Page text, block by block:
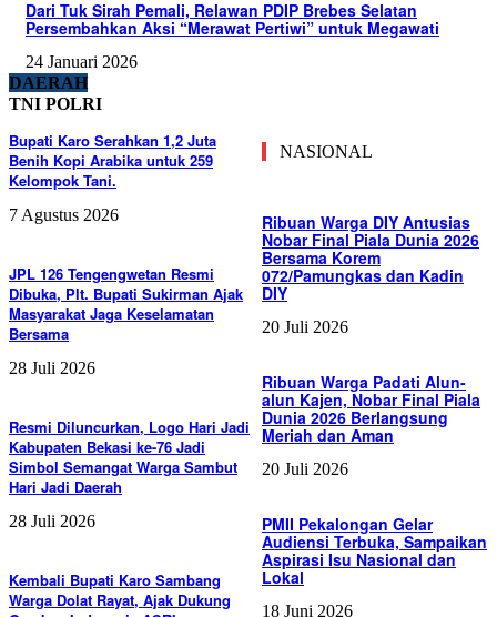
Dari Tuk Sirah Pemali, Relawan PDIP Brebes Selatan
Persembahkan Aksi “Merawat Pertiwi” untuk Megawati
24 Januari 2026
DAERAH
Bupati Karo Serahkan 1,2 Juta
Benih Kopi Arabika untuk 259
Kelompok Tani.
7 Agustus 2026
JPL 126 Tengengwetan Resmi
Dibuka, Plt. Bupati Sukirman Ajak
Masyarakat Jaga Keselamatan
Bersama
28 Juli 2026
Resmi Diluncurkan, Logo Hari Jadi
Kabupaten Bekasi ke-76 Jadi
Simbol Semangat Warga Sambut
Hari Jadi Daerah
28 Juli 2026
Kembali Bupati Karo Sambang
Warga Dolat Rayat, Ajak Dukung
TNI POLRI
NASIONAL
Ribuan Warga DIY Antusias
Nobar Final Piala Dunia 2026
Bersama Korem
072/Pamungkas dan Kadin
DIY
20 Juli 2026
Ribuan Warga Padati Alun-
alun Kajen, Nobar Final Piala
Dunia 2026 Berlangsung
Meriah dan Aman
20 Juli 2026
PMII Pekalongan Gelar
Audiensi Terbuka, Sampaikan
Aspirasi Isu Nasional dan
Lokal
18 Juni 2026